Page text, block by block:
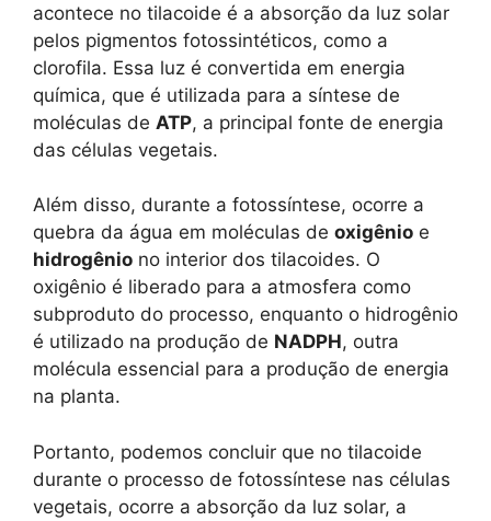
acontece no tilacoide é a absorção da luz solar
pelos pigmentos fotossintéticos, como a
clorofila. Essa luz é convertida em energia
química, que é utilizada para a síntese de
moléculas de ATP, a principal fonte de energia
das células vegetais.
Além disso, durante a fotossíntese, ocorre a
quebra da água em moléculas de oxigênio e
hidrogênio no interior dos tilacoides. O
oxigênio é liberado para a atmosfera como
subproduto do processo, enquanto o hidrogênio
é utilizado na produção de NADPH, outra
molécula essencial para a produção de energia
na planta.
Portanto, podemos concluir que no tilacoide
durante o processo de fotossíntese nas células
vegetais, ocorre a absorção da luz solar, a